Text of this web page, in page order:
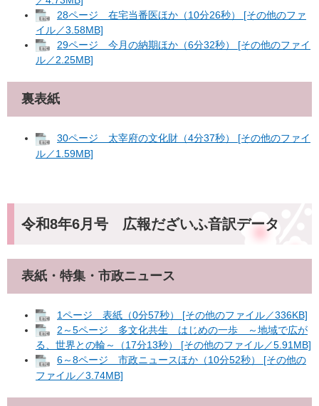
28ページ 在宅当番医ほか（10分26秒） [その他のファ
イル／3.58MB]
29ページ 今月の納期ほか（6分32秒） [その他のファイ
ル／2.25MB]
裏表紙
30ページ 太宰府の文化財（4分37秒） [その他のファイ
ル／1.59MB]
令和8年6月号 広報だざいふ音訳データ
表紙・特集・市政ニュース
1ページ 表紙（0分57秒） [その他のファイル／336KB]
2～5ページ 多文化共生 はじめの一歩 ～地域で広が
る、世界との輪～（17分13秒） [その他のファイル／5.91MB]
6～8ページ 市政ニュースほか（10分52秒） [その他の
ファイル／3.74MB]